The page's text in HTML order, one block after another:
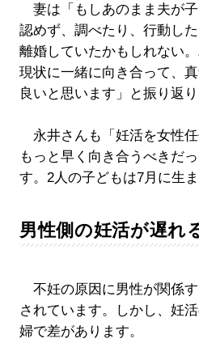
妻は「もしあのまま夫が
認めず、調べたり、行動し
離婚していたかもしれない
現状に一緒に向き合って、
良いと思います」と振り返り
永井さんも「妊活を女性任
もっと早く向き合うべきだ
す。2人の子どもは7月に生
男性側の妊活が遅れ
不妊の原因に男性が関係
されています。しかし、妊
婦で差があります。